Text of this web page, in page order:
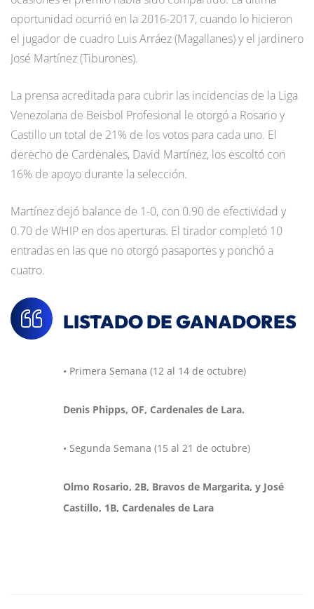
oportunidad ocurrió en la 2016-2017, cuando lo hicieron
el jugador de cuadro Luis Arráez (Magallanes) y el jardinero
José Martínez (Tiburones).
La prensa acreditada para cubrir las incidencias de la Liga
Venezolana de Beisbol Profesional le otorgó a Rosario y
Castillo un total de 21% de los votos para cada uno. El
derecho de Cardenales, David Martínez, los escoltó con
16% de apoyo durante la selección.
Martínez dejó balance de 1-0, con 0.90 de efectividad y
0.70 de WHIP en dos aperturas. El tirador completó 10
entradas en las que no otorgó pasaportes y ponchó a
cuatro.
LISTADO DE GANADORES
• Primera Semana (12 al 14 de octubre)
Denis Phipps, OF, Cardenales de Lara.
• Segunda Semana (15 al 21 de octubre)
Olmo Rosario, 2B, Bravos de Margarita, y José
Castillo, 1B, Cardenales de Lara